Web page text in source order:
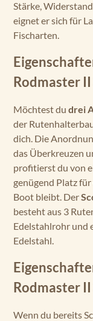
Stärke,
eignet er sich für
Fischarten.
Rodmaster
Möchtest du drei
der
dich. Die
das Überkreuzen
profitierst du von
genügend Platz
Boot bleibt. Der
besteht aus 3
Edelstahlrohr und
Edelstahl.
Rodmaster
Wenn du bereits